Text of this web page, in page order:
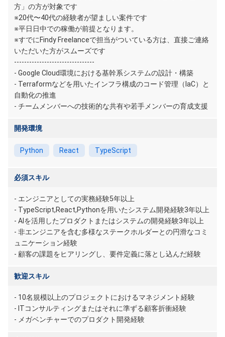
方」の方が対象です
※20代〜40代の経験者が望ましい案件です
※平日日中での稼働が前提となります。
※すでにFindy Freelanceで担当がついている方は、直接ご連絡
いただいた方がスムーズです
--------------------------------
- Google Cloud環境における基幹系システムの設計・構築
- Terraformなどを用いたインフラ構成のコード管理（IaC）と
自動化の推進
- チームメンバーへの技術的な共有や若手メンバーの育成支援
開発環境
Python React TypeScript
必須スキル
- エンジニアとしての実務経験5年以上
- TypeScript,React,Pythonを用いたシステム開発経験3年以上
- AIを活用したプロダクトまたはシステムの開発経験3年以上
- 非エンジニアを含む多様なステークホルダーとの円滑なコミ
ュニケーション経験
- 顧客の課題をヒアリングし、要件定義に落とし込んだ経験
歓迎スキル
- 10名規模以上のプロジェクトにおけるマネジメント経験
- ITコンサルティングまたはそれに準ずる顧客折衝経験
- メガベンチャーでのプロダクト開発経験